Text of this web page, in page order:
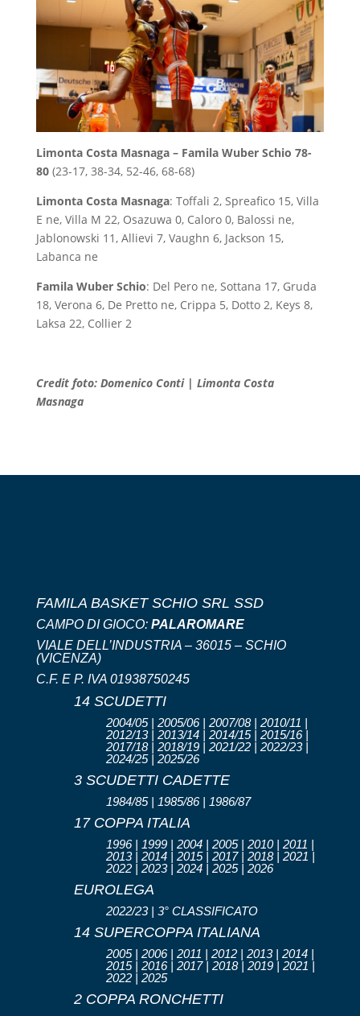
Limonta Costa Masnaga – Famila Wuber Schio 78-
80(23-17, 38-34, 52-46, 68-68)
Limonta Costa Masnaga: Toffali 2, Spreafico 15, Villa
E ne, Villa M 22, Osazuwa 0, Caloro 0, Balossi ne,
Jablonowski 11, Allievi 7, Vaughn 6, Jackson 15,
Labanca ne
Famila Wuber Schio: Del Pero ne, Sottana 17, Gruda
18, Verona 6, De Pretto ne, Crippa 5, Dotto 2, Keys 8,
Laksa 22, Collier 2
Credit foto: Domenico Conti | Limonta Costa
Masnaga
FAMILA BASKET SCHIO SRL SSD
CAMPO DI GIOCO: PALAROMARE
VIALE DELL’INDUSTRIA – 36015 – SCHIO
(VICENZA)
C.F. E P. IVA 01938750245
14 SCUDETTI
2004/05 | 2005/06 | 2007/08 | 2010/11 |
2012/13 | 2013/14 | 2014/15 | 2015/16 |
2017/18 | 2018/19 | 2021/22 | 2022/23 |
2024/25 | 2025/26
3 SCUDETTI CADETTE
1984/85 | 1985/86 | 1986/87
17 COPPA ITALIA
1996 | 1999 | 2004 | 2005 | 2010 | 2011 |
2013 | 2014 | 2015 | 2017 | 2018 | 2021 |
2022 | 2023 | 2024 | 2025 | 2026
EUROLEGA
2022/23 | 3° CLASSIFICATO
14 SUPERCOPPA ITALIANA
2005 | 2006 | 2011 | 2012 | 2013 | 2014 |
2015 | 2016 | 2017 | 2018 | 2019 | 2021 |
2022 | 2025
2 COPPA RONCHETTI